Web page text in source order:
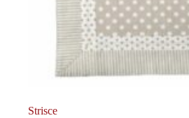
Strisce